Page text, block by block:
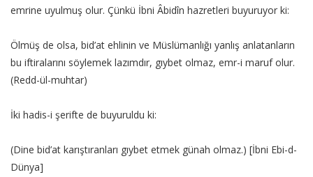
emrine uyulmuş olur. Çünkü İbni Âbidîn hazretleri buyuruyor ki:
Ölmüş de olsa, bid’at ehlinin ve Müslümanlığı yanlış anlatanların
bu iftiralarını söylemek lazımdır, gıybet olmaz, emr-i maruf olur.
(Redd-ül-muhtar)
İki hadis-i şerifte de buyuruldu ki:
(Dine bid’at karıştıranları gıybet etmek günah olmaz.) [İbni Ebi-d-
Dünya]